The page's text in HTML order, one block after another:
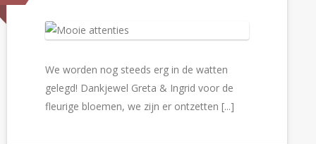
We worden nog steeds erg in de watten
gelegd! Dankjewel Greta & Ingrid voor de
fleurige bloemen, we zijn er ontzetten [...]